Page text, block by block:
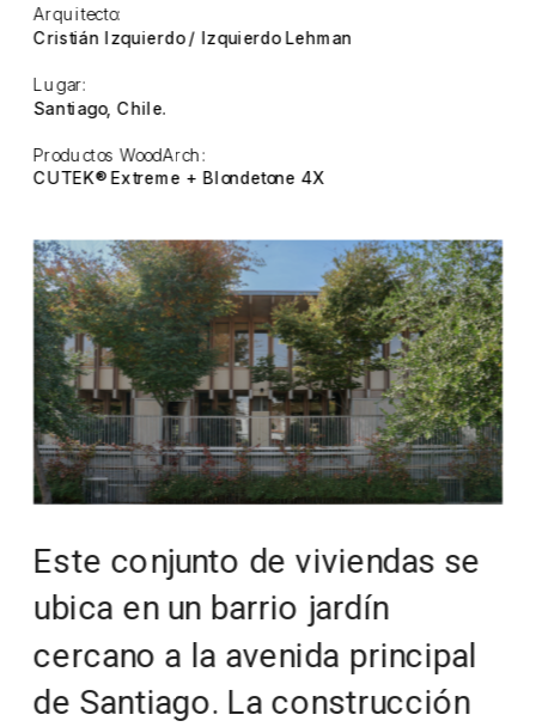
Arquitecto:
Cristián Izquierdo / Izquierdo Lehman
Lugar:
Santiago, Chile.
Productos WoodArch:
CUTEK® Extreme + Blondetone 4X
Este conjunto de viviendas se
ubica en un barrio jardín
cercano a la avenida principal
de Santiago. La construcción